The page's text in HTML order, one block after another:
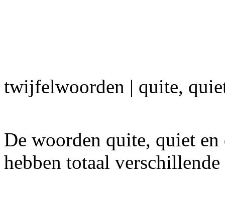
twijfelwoorden | quite,
De woorden quite, quiet
hebben totaal verschillende